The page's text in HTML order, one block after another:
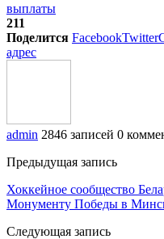
выплаты
211
Поделится FacebookTwitter
адрес
admin 2846 записей 0
Предыдущая запись
Хоккейное сообщество
Монументу Победы в
Следующая запись